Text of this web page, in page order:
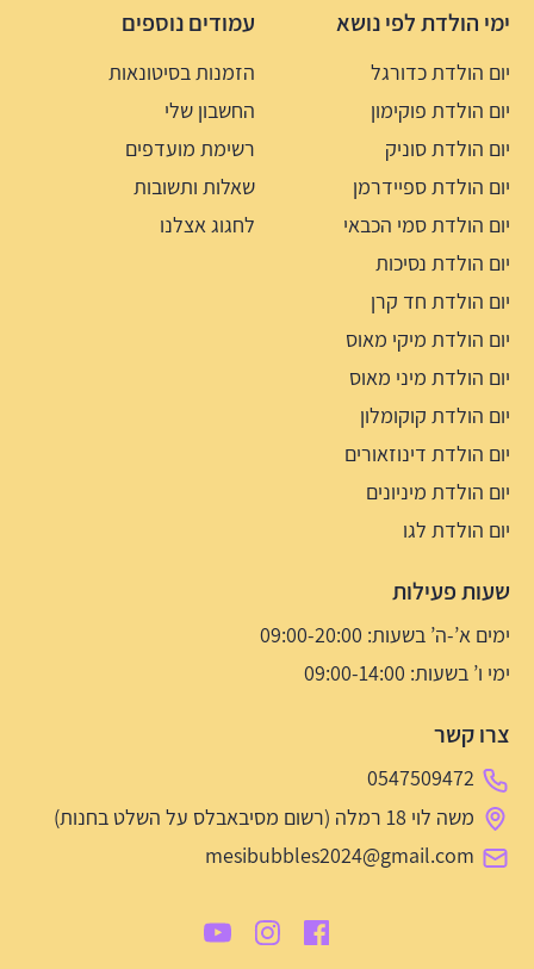
ימי הולדת לפי נושא
יום הולדת כדורגל
יום הולדת פוקימון
יום הולדת סוניק
יום הולדת ספיידרמן
יום הולדת סמי הכבאי
יום הולדת נסיכות
יום הולדת חד קרן
יום הולדת מיקי מאוס
יום הולדת מיני מאוס
יום הולדת קוקומלון
יום הולדת דינוזאורים
יום הולדת מיניונים
יום הולדת לגו
עמודים נוספים
הזמנות בסיטונאות
החשבון שלי
רשימת מועדפים
שאלות ותשובות
לחגוג אצלנו
שעות פעילות
ימים א’-ה’ בשעות: 09:00-20:00
ימי ו’ בשעות: 09:00-14:00
צרו קשר
0547509472
משה לוי 18 רמלה (רשום מסיבאבלס על השלט בחנות)
mesibubbles2024@gmail.com